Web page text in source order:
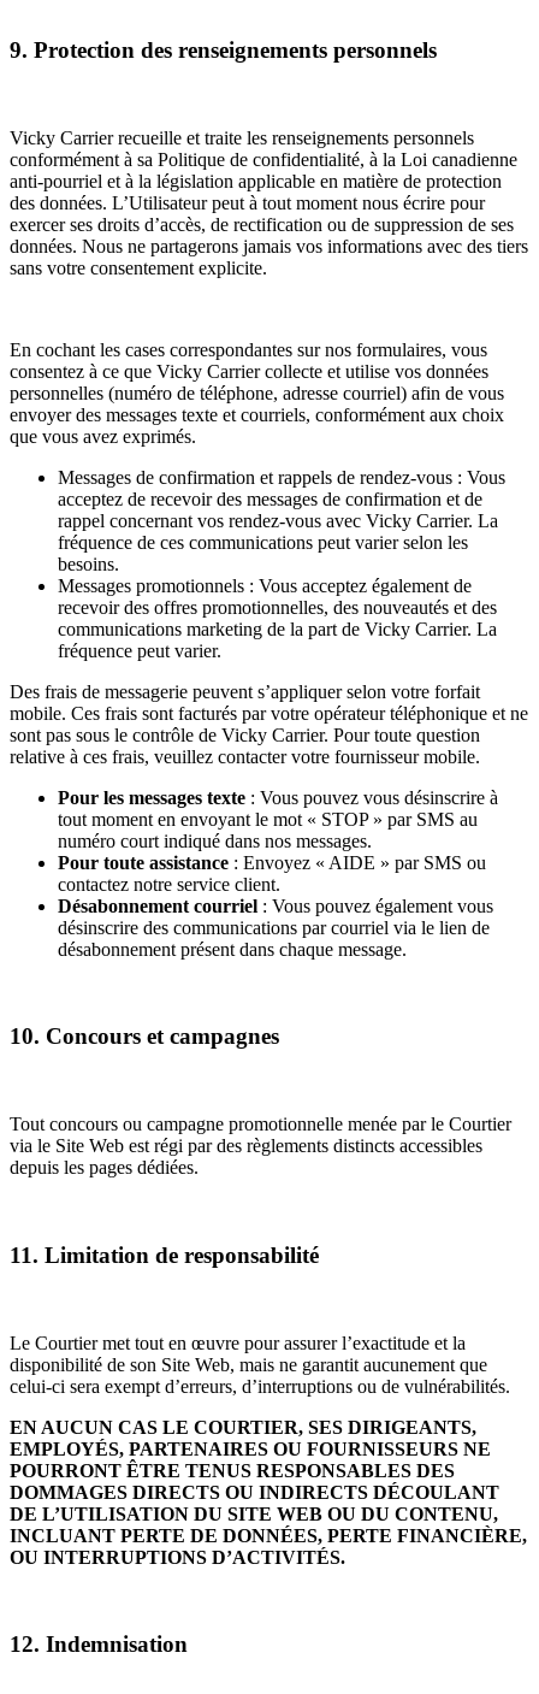
9. Protection des renseignements personnels
Vicky Carrier recueille et traite les renseignements personnels
conformément à sa Politique de confidentialité, à la Loi canadienne
anti-pourriel et à la législation applicable en matière de protection
des données. L’Utilisateur peut à tout moment nous écrire pour
exercer ses droits d’accès, de rectification ou de suppression de ses
données. Nous ne partagerons jamais vos informations avec des tiers
sans votre consentement explicite.
En cochant les cases correspondantes sur nos formulaires, vous
consentez à ce que Vicky Carrier collecte et utilise vos données
personnelles (numéro de téléphone, adresse courriel) afin de vous
envoyer des messages texte et courriels, conformément aux choix
que vous avez exprimés.
Messages de confirmation et rappels de rendez-vous : Vous
acceptez de recevoir des messages de confirmation et de
rappel concernant vos rendez-vous avec Vicky Carrier. La
fréquence de ces communications peut varier selon les
besoins.
Messages promotionnels : Vous acceptez également de
recevoir des offres promotionnelles, des nouveautés et des
communications marketing de la part de Vicky Carrier. La
fréquence peut varier.
Des frais de messagerie peuvent s’appliquer selon votre forfait
mobile. Ces frais sont facturés par votre opérateur téléphonique et ne
sont pas sous le contrôle de Vicky Carrier. Pour toute question
relative à ces frais, veuillez contacter votre fournisseur mobile.
Pour les messages texte : Vous pouvez vous désinscrire à
tout moment en envoyant le mot « STOP » par SMS au
numéro court indiqué dans nos messages.
Pour toute assistance : Envoyez « AIDE » par SMS ou
contactez notre service client.
Désabonnement courriel : Vous pouvez également vous
désinscrire des communications par courriel via le lien de
désabonnement présent dans chaque message.
10. Concours et campagnes
Tout concours ou campagne promotionnelle menée par le Courtier
via le Site Web est régi par des règlements distincts accessibles
depuis les pages dédiées.
11. Limitation de responsabilité
Le Courtier met tout en œuvre pour assurer l’exactitude et la
disponibilité de son Site Web, mais ne garantit aucunement que
celui-ci sera exempt d’erreurs, d’interruptions ou de vulnérabilités.
EN AUCUN CAS LE COURTIER, SES DIRIGEANTS,
EMPLOYÉS, PARTENAIRES OU FOURNISSEURS NE
POURRONT ÊTRE TENUS RESPONSABLES DES
DOMMAGES DIRECTS OU INDIRECTS DÉCOULANT
DE L’UTILISATION DU SITE WEB OU DU CONTENU,
INCLUANT PERTE DE DONNÉES, PERTE FINANCIÈRE,
OU INTERRUPTIONS D’ACTIVITÉS.
12. Indemnisation